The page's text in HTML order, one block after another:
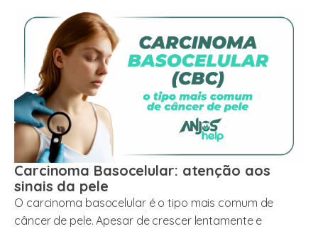
Carcinoma Basocelular: atenção aos
sinais da pele
O carcinoma basocelular é o tipo mais comum de
câncer de pele. Apesar de crescer lentamente e